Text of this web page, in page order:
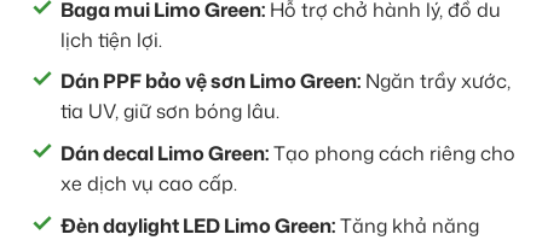
Baga mui Limo Green: Hỗ trợ chở hành lý, đồ du
lịch tiện lợi.
Dán PPF bảo vệ sơn Limo Green: Ngăn trầy xước,
tia UV, giữ sơn bóng lâu.
Dán decal Limo Green:Tạo phong cách riêng cho
xe dịch vụ cao cấp.
Đèn daylight LED Limo Green:Tăng khả năng